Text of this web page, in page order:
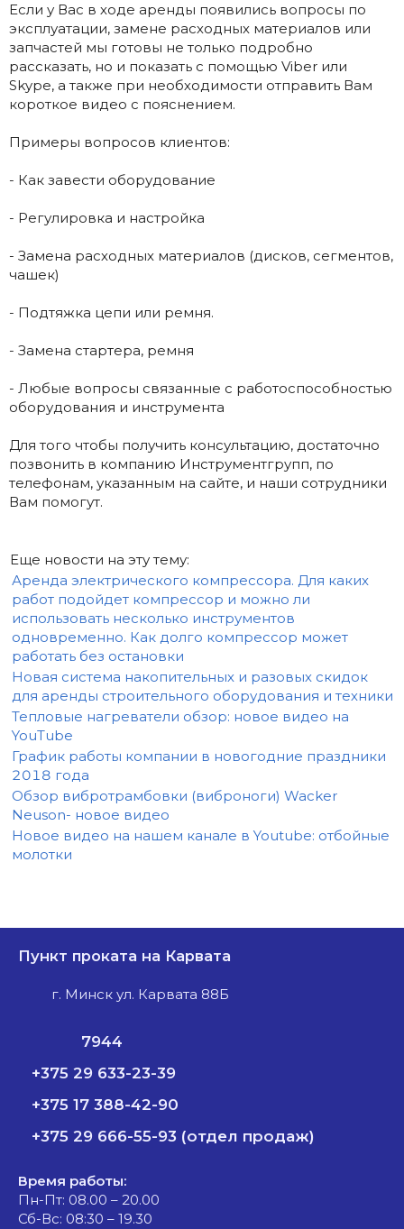
Если у Вас в ходе аренды появились вопросы по
эксплуатации, замене расходных материалов или
запчастей мы готовы не только подробно
рассказать, но и показать с помощью Viber или
Skype, а также при необходимости отправить Вам
короткое видео с пояснением.
Примеры вопросов клиентов:
- Как завести оборудование
- Регулировка и настройка
- Замена расходных материалов (дисков, сегментов,
чашек)
- Подтяжка цепи или ремня.
- Замена стартера, ремня
- Любые вопросы связанные с работоспособностью
оборудования и инструмента
Для того чтобы получить консультацию, достаточно
позвонить в компанию Инструментгрупп, по
телефонам, указанным на сайте, и наши сотрудники
Вам помогут.
Еще новости на эту тему:
Аренда электрического компрессора. Для каких
работ подойдет компрессор и можно ли
использовать несколько инструментов
одновременно. Как долго компрессор может
работать без остановки
Новая система накопительных и разовых скидок
для аренды строительного оборудования и техники
Тепловые нагреватели обзор: новое видео на
YouTube
График работы компании в новогодние праздники
2018 года
Обзор вибротрамбовки (виброноги) Wacker
Neuson- новое видео
Новое видео на нашем канале в Youtube: отбойные
молотки
Пункт проката на Карвата
г. Минск ул. Карвата 88Б
7944
+375 29 633-23-39
+375 17 388-42-90
+375 29 666-55-93 (отдел продаж)
Время работы:
Пн-Пт: 08.00 – 20.00
Сб-Вс: 08:30 – 19.30